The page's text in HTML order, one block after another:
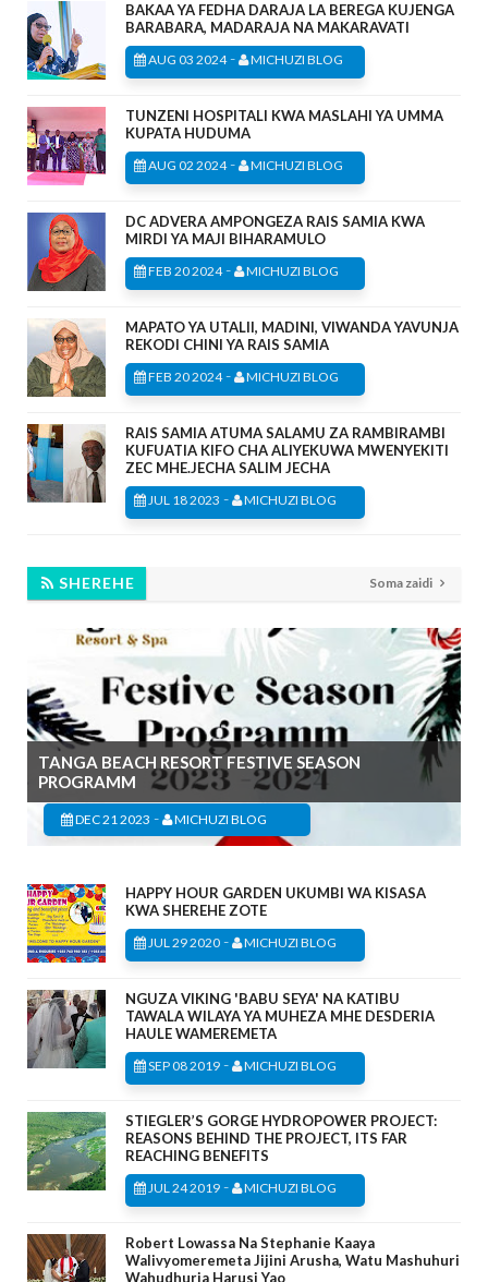
BAKAA YA FEDHA DARAJA LA BEREGA KUJENGA
BARABARA, MADARAJA NA MAKARAVATI
AUG 03 2024- MICHUZI BLOG
TUNZENI HOSPITALI KWA MASLAHI YA UMMA
KUPATA HUDUMA
AUG 02 2024- MICHUZI BLOG
DC ADVERA AMPONGEZA RAIS SAMIA KWA
MIRDI YA MAJI BIHARAMULO
FEB 20 2024- MICHUZI BLOG
MAPATO YA UTALII, MADINI, VIWANDA YAVUNJA
REKODI CHINI YA RAIS SAMIA
FEB 20 2024- MICHUZI BLOG
RAIS SAMIA ATUMA SALAMU ZA RAMBIRAMBI
KUFUATIA KIFO CHA ALIYEKUWA MWENYEKITI
ZEC MHE.JECHA SALIM JECHA
JUL 18 2023 - MICHUZI BLOG
SHEREHE Soma zaidi
TANGA BEACH RESORT FESTIVE SEASON
PROGRAMM
DEC 21 2023 - MICHUZI BLOG
HAPPY HOUR GARDEN UKUMBI WA KISASA
KWA SHEREHE ZOTE
JUL 29 2020 - MICHUZI BLOG
NGUZA VIKING 'BABU SEYA' NA KATIBU
TAWALA WILAYA YA MUHEZA MHE DESDERIA
HAULE WAMEREMETA
SEP 08 2019 - MICHUZI BLOG
STIEGLER’S GORGE HYDROPOWER PROJECT:
REASONS BEHIND THE PROJECT, ITS FAR
REACHING BENEFITS
JUL 24 2019 - MICHUZI BLOG
Robert Lowassa Na Stephanie Kaaya
Walivyomeremeta Jijini Arusha, Watu Mashuhuri
Wahudhuria Harusi Yao